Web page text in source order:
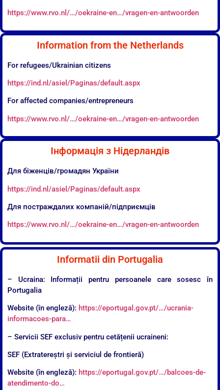
https://www.rvo.nl/…/oekraine-en…/vragen-en-antwoorden
Information from the Netherlands
For refugees/Ukrainian citizens
https://ind.nl/asiel/Paginas/default.aspx
For affected companies/entrepreneurs
https://www.rvo.nl/…/oekraine-en…/vragen-en-antwoorden
Інформація з Нідерландів
Для біженців/громадян України
https://ind.nl/asiel/Paginas/default.aspx
Для постраждалих компаній/підприємців
https://www.rvo.nl/…/oekraine-en…/vragen-en-antwoorden
Informatii din Portugalia
– Ucraina: Informații pentru persoanele care sosesc în
Portugalia
Website (în engleză): https://eportugal.gov.pt/…/ucrania-
informacoes-para…
– Servicii SEF exclusiv pentru cetățenii ucraineni:
SEF (Extratereștri și serviciul de frontieră)
Website (în engleză): https://eportugal.gov.pt/…/balcoes-de-
atendimento-do…